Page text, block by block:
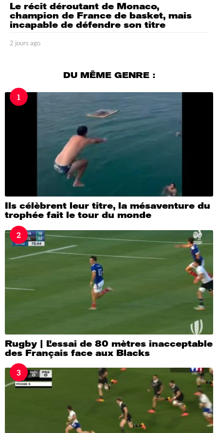
Le récit déroutant de Monaco,
champion de France de basket, mais
incapable de défendre son titre
2 jours ago
a
DU MÊME GENRE :
1
Ils célèbrent leur titre, la mésaventure du
trophée fait le tour du monde
2
Rugby | L’essai de 80 mètres inacceptable
des Français face aux Blacks
3